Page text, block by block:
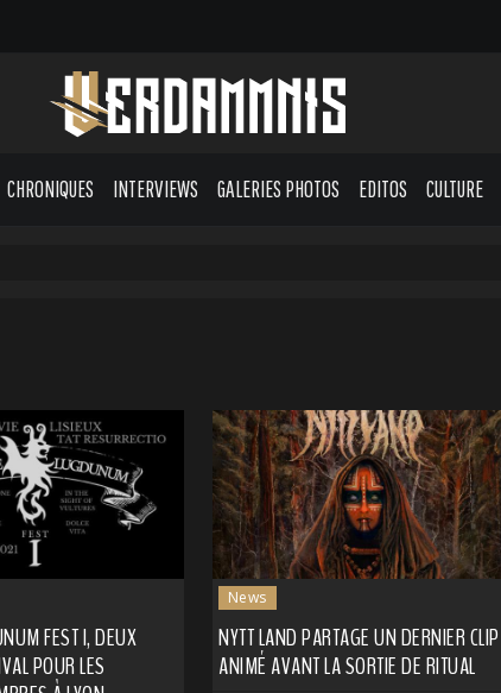
CHRONIQUES INTERVIEWS GALERIES PHOTOS EDITOS CULTURE
FEST I, DEUX
POUR LES
News
NYTT LAND PARTAGE UN DERNIER CLIP
ANIMÉ AVANT LA SORTIE DE RITUAL